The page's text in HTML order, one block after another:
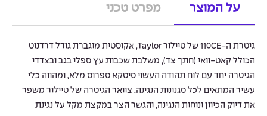
על המוצר מפרט טכני
גיטרת ה-110CE של טיילור Taylor, אקוסטית מוגברת גודל דרדנוט
הכולל קאט-וואי (חתך צד), משלבת שכבות עץ ספלי בגב ובצדדי
הגיטרה יחד עם לוח תהודה העשוי סיטקא ספרוס מלא, ומהווה כלי
עשיר המתאים לכל סגנונות הנגינה. צוואר הגיטרה של טיילור משפר
את דיוק הכיוון ונוחות הנגינה, והגשר הצר במקצת מקל על נגינת